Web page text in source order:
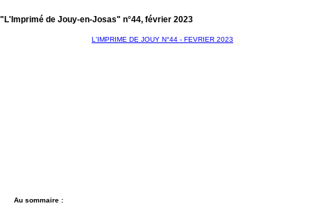
"L'Imprimé de Jouy-en-Josas" n°44, février 2023
L'IMPRIME DE JOUY N°44 - FEVRIER 2023
Au sommaire :